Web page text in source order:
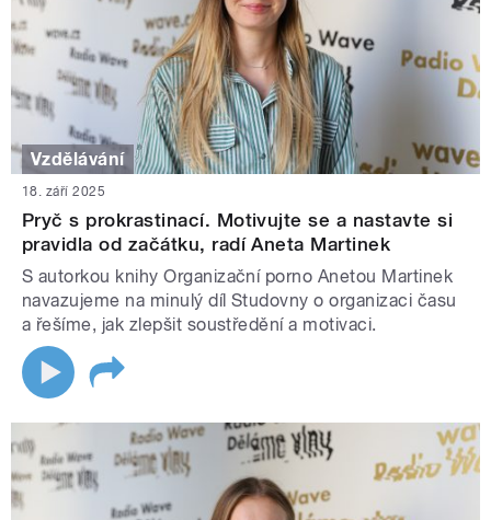
Vzdělávání
18. září 2025
Pryč s prokrastinací. Motivujte se a nastavte si
pravidla od začátku, radí Aneta Martinek
S autorkou knihy Organizační porno Anetou Martinek
navazujeme na minulý díl Studovny o organizaci času
a řešíme, jak zlepšit soustředění a motivaci.